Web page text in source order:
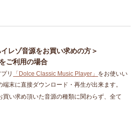
レゾ音源をお買い求めの方＞
ご利用の場合
リ 「Dolce Classic Music Player」 をお使いい
末に直接ダウンロード・再生が出来ます。
買い求め頂いた音源の種類に関わらず、全て